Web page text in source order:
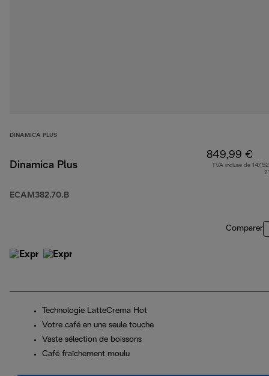
DINAMICA PLUS
Dinamica Plus
ECAM382.70.B
849,99 €
TVA incluse de
Comparer
Technologie LatteCrema Hot
Votre café en une seule touche
Vaste sélection de boissons
Café fraîchement moulu